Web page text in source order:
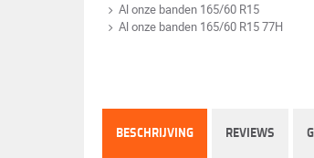
Al onze banden 165/60 R15
Al onze banden 165/60 R15 77H
BESCHRIJVING REVIEWS